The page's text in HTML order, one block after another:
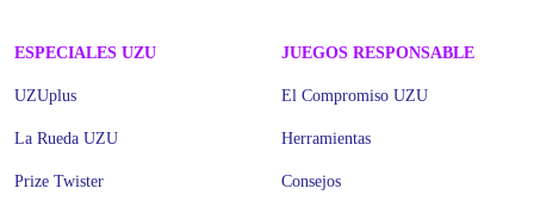
ESPECIALES UZU
UZUplus
La Rueda UZU
Prize Twister
JUEGOS RESPONSABLE
El Compromiso UZU
Herramientas
Consejos